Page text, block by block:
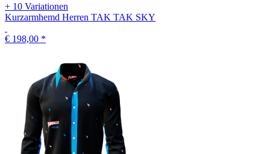
+ 10 Variationen
Kurzarmhemd Herren TAK TAK SKY
€ 198,00 *